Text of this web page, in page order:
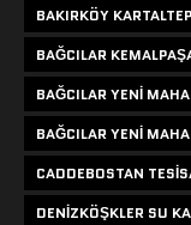
BAKIRKÖY
BAĞCILAR
BAĞCILAR YENI
BAĞCILAR YENI
CADDEBOSTAN
DENIZKÖŞKLER SU